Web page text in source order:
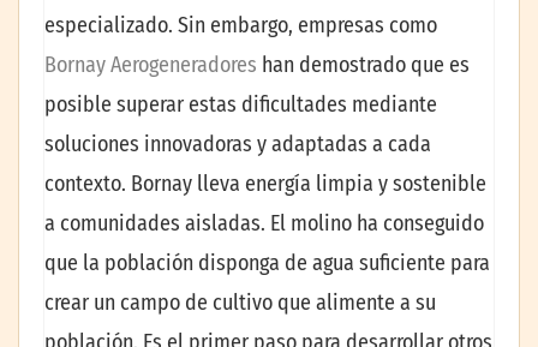
especializado. Sin embargo, empresas como
Bornay Aerogeneradores han demostrado que es
posible superar estas dificultades mediante
soluciones innovadoras y adaptadas a cada
contexto. Bornay lleva energía limpia y sostenible
a comunidades aisladas. El molino ha conseguido
que la población disponga de agua suficiente para
crear un campo de cultivo que alimente a su